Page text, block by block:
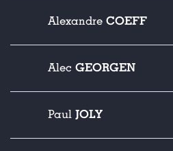
Alexandre COEFF
Alec GEORGEN
Paul JOLY